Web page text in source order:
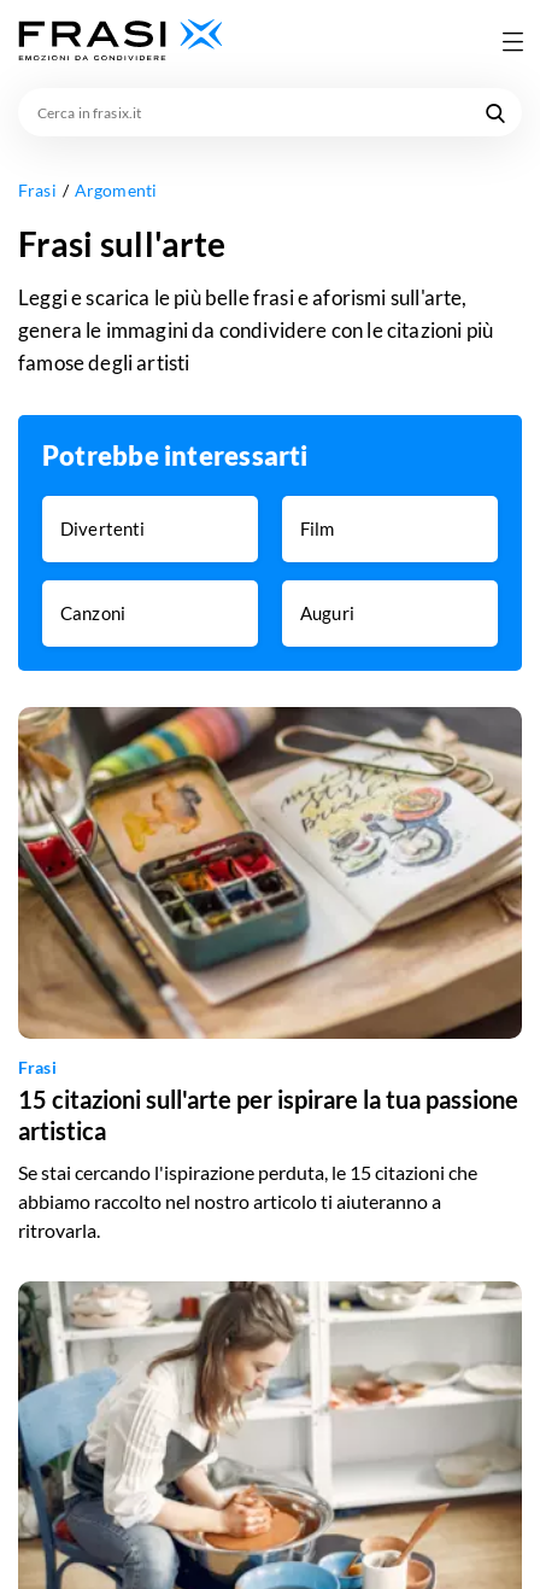
Frasi Argomenti
Frasi sull'arte
Leggi e scarica le più belle frasi e aforismi sull'arte,
genera le immagini da condividere con le citazioni più
famose degli artisti
Potrebbe interessarti
Divertenti Film
Canzoni Auguri
Frasi
15 citazioni sull'arte per ispirare la tua passione
artistica
Se stai cercando l'ispirazione perduta, le 15 citazioni che
abbiamo raccolto nel nostro articolo ti aiuteranno a
ritrovarla.